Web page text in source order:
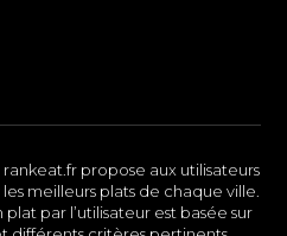
propose aux utilisateurs
meilleurs plats de chaque ville.
par l’utilisateur est basée sur